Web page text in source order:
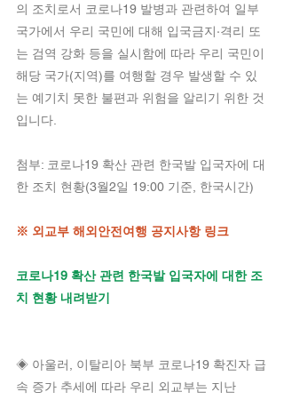
의 조치로서 코로나19 발병과 관련하여 일부
국가에서 우리 국민에 대해 입국금지·격리 또
는 검역 강화 등을 실시함에 따라 우리 국민이
해당 국가(지역)를 여행할 경우 발생할 수 있
는 예기치 못한 불편과 위험을 알리기 위한 것
입니다.
첨부: 코로나19 확산 관련 한국발 입국자에 대
한 조치 현황(3월2일 19:00 기준, 한국시간)
※ 외교부 해외안전여행 공지사항 링크
코로나19 확산 관련 한국발 입국자에 대한 조
치 현황 내려받기
◈ 아울러, 이탈리아 북부 코로나19 확진자 급
속 증가 추세에 따라 우리 외교부는 지난